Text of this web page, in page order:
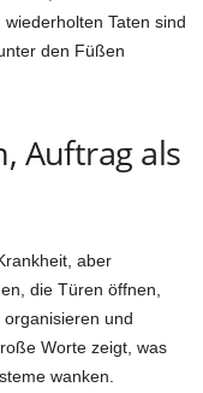
Taten sind
den Füßen
Auftrag als
aber
die Türen öffnen,
und
Worte zeigt, was
wanken.